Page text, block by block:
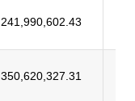
241,990,602.43
350,620,327.31